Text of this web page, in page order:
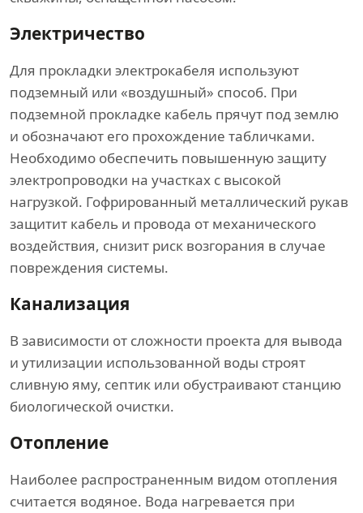
Электричество
Для прокладки электрокабеля используют
подземный или «воздушный» способ. При
подземной прокладке кабель прячут под землю
и обозначают его прохождение табличками.
Необходимо обеспечить повышенную защиту
электропроводки на участках с высокой
нагрузкой. Гофрированный металлический рукав
защитит кабель и провода от механического
воздействия, снизит риск возгорания в случае
повреждения системы.
Канализация
В зависимости от сложности проекта для вывода
и утилизации использованной воды строят
сливную яму, септик или обустраивают станцию
биологической очистки.
Отопление
Наиболее распространенным видом отопления
считается водяное. Вода нагревается при